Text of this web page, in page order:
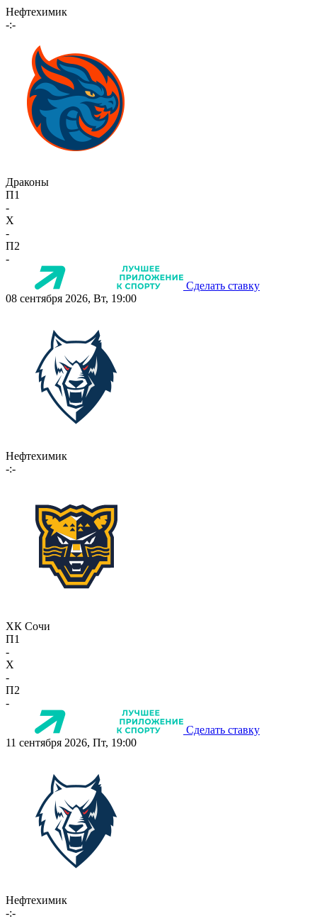
Нефтехимик
-:-
Драконы
П1
-
X
-
П2
-
Сделать ставку
08 сентября 2026, Вт, 19:00
Нефтехимик
-:-
ХК Сочи
П1
-
X
-
П2
-
Сделать ставку
11 сентября 2026, Пт, 19:00
Нефтехимик
-:-